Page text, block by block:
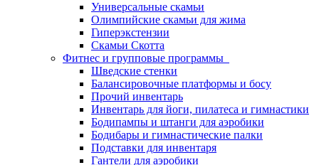
Универсальные скамьи
Олимпийские скамьи для жима
Гиперэкстензии
Скамьи Скотта
Фитнес и групповые программы
Шведские стенки
Балансировочные платформы и босу
Прочий инвентарь
Инвентарь для йоги, пилатеса и гимнастики
Бодипампы и штанги для аэробики
Бодибары и гимнастические палки
Подставки для инвентаря
Гантели для аэробики